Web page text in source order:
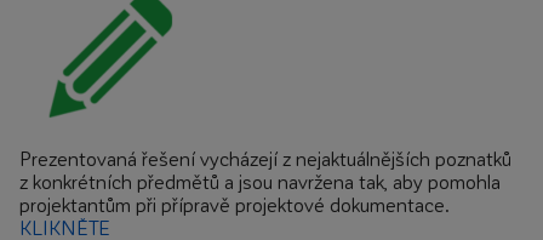
Prezentovaná řešení vycházejí z nejaktuálnějších poznatků
z konkrétních předmětů a jsou navržena tak, aby pomohla
projektantům při přípravě projektové dokumentace.
KLIKNĚTE